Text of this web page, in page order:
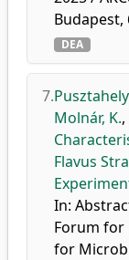
Budapest,
DEA
7.
Molnár, K.,
Flavus
In:
Forum for
for